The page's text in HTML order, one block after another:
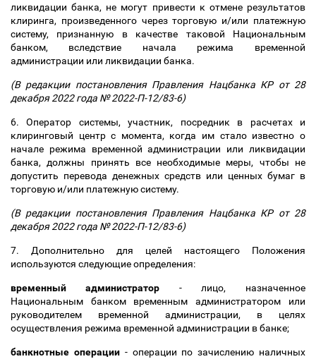
ликвидации банка, не могут привести к отмене результатов
клиринга, произведенного через торговую и/или платежную
систему, признанную в качестве таковой Национальным
банком, вследствие начала режима временной
администрации или ликвидации банка.
(В редакции постановления Правления Нацбанка КР от 28
декабря 2022 года № 2022-П-12/83-6)
6. Оператор системы, участник, посредник в расчетах и
клиринговый центр с момента, когда им стало известно о
начале режима временной администрации или ликвидации
банка, должны принять все необходимые меры, чтобы не
допустить перевода денежных средств или ценных бумаг в
торговую и/или платежную систему.
(В редакции постановления Правления Нацбанка КР от 28
декабря 2022 года № 2022-П-12/83-6)
7. Дополнительно для целей настоящего Положения
используются следующие определения:
временный администратор - лицо, назначенное
Национальным банком временным администратором или
руководителем временной администрации, в целях
осуществления режима временной администрации в банке;
банкнотные операции- операции по зачислению наличных